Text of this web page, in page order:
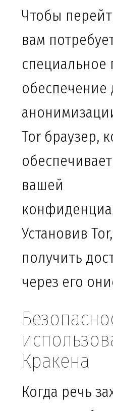
Чтобы
вам
специальное
обеспечение
Tor браузер,
вашей
Установив
получить
через его
Кракена
Когда речь